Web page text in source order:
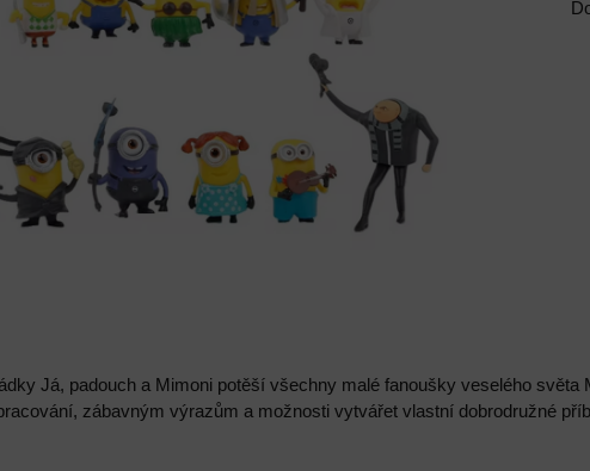
Já, padouch a Mimoni potěší všechny malé fanoušky veselého světa
zábavným výrazům a možnosti vytvářet vlastní dobrodružné